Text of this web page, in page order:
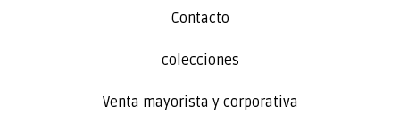
Contacto
colecciones
Venta mayorista y corporativa